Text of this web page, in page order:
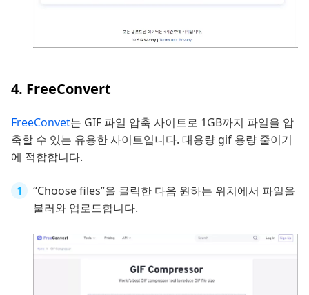
4. FreeConvert
FreeConvet는 GIF 파일 압축 사이트로 1GB까지 파일을 압
축할 수 있는 유용한 사이트입니다. 대용량 gif 용량 줄이기
에 적합합니다.
“Choose files”을 클릭한 다음 원하는 위치에서 파일을
불러와 업로드합니다.